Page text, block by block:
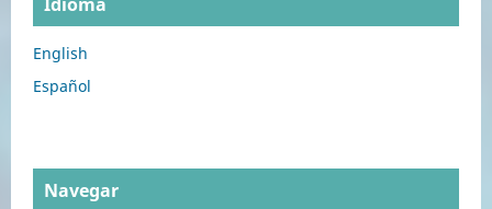
English
Español
Navegar